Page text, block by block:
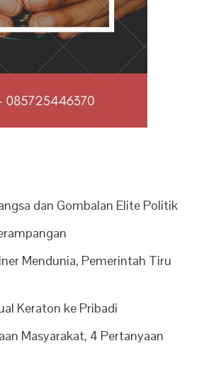
dan Gombalan Elite Politik
Mendunia, Pemerintah Tiru
Keraton ke Pribadi
Masyarakat, 4 Pertanyaan